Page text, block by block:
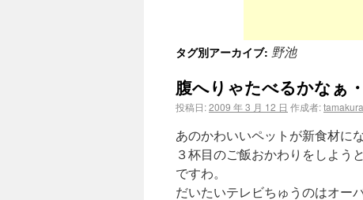
タグ別アーカイブ: 野池
腹へりゃたべるかなぁ
投稿日:2009 年 3 月 12 日 作成者:
あのかわいいペットが新食材に
３杯目のご飯おかわりをしよう
ですわ。
だいたいテレビちゅうのはオー